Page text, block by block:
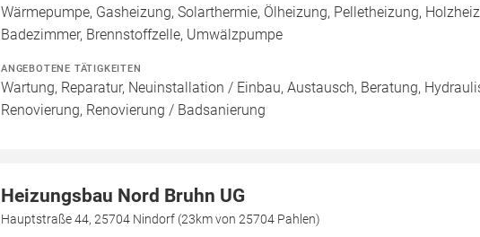
Wärmepumpe, Gasheizung, Solarthermie, Ölheizung, Pelletheizung,
Badezimmer, Brennstoffzelle, Umwälzpumpe
ANGEBOTENE TÄTIGKEITEN
Wartung, Reparatur, Neuinstallation / Einbau, Austausch, Beratung,
Renovierung, Renovierung / Badsanierung
Heizungsbau Nord Bruhn UG
Hauptstraße 44, 25704 Nindorf (23km von 25704 Pahlen)